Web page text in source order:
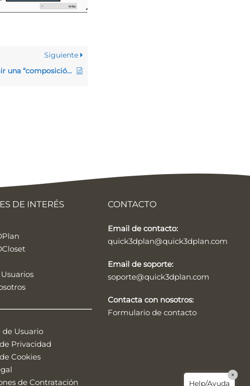
Siguiente
Cómo imprimir una “composición de 3 ventanas” del diseño
DE INTERÉS
de Usuario
Privacidad
Cookies
de Contratación
CONTACTO
Email de contacto:
quick3dplan@quick3dplan.com
Email de soporte:
soporte@quick3dplan.com
Contacta con nosotros:
Formulario de contacto
Hola, ¿cómo puedo ayudarte?
Help/Ayuda
×